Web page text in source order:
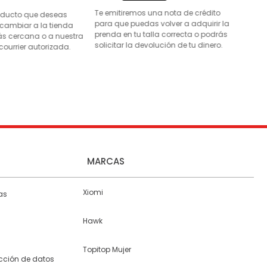
que deseas
a la tienda
cercana o a nuestra
autorizada.
Te emitiremos una nota de crédito
para que puedas volver a adquirir la
prenda en tu talla correcta o podrás
solicitar la devolución de tu dinero.
de datos
MARCAS
Xiomi
Hawk
Topitop Mujer